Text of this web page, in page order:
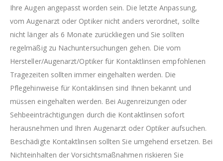
Ihre Augen angepasst worden sein. Die letzte Anpassung,
vom Augenarzt oder Optiker nicht anders verordnet, sollte
nicht länger als 6 Monate zurückliegen und Sie sollten
regelmäßig zu Nachuntersuchungen gehen. Die vom
Hersteller/Augenarzt/Optiker für Kontaktlinsen empfohlenen
Tragezeiten sollten immer eingehalten werden. Die
Pflegehinweise für Kontaklinsen sind Ihnen bekannt und
müssen eingehalten werden. Bei Augenreizungen oder
Sehbeeinträchtigungen durch die Kontaktlinsen sofort
herausnehmen und Ihren Augenarzt oder Optiker aufsuchen.
Beschädigte Kontaktlinsen sollten Sie umgehend ersetzen. Bei
Nichteinhalten der Vorsichtsmaßnahmen riskieren Sie